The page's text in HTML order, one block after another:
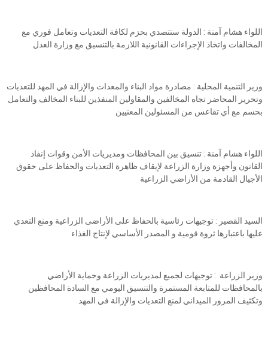
اللواء هشام آمنة : الدولة ستتصدي بحزم لكافة التعديات وتعامل فوري مع
المخالفات واتخاذ الإجراءات القانونية اللازمة بالتنسيق مع وزارة العدل
وزير التنمية المحلية : مصادرة مواد البناء والمعدات والإزالة في المهد للتعديات
وتحرير المحاضر تجاه المخالفين والمقاولين المنفذين للبناء المخالف والتعامل
بحسم مع أي تقاعس من المسئولين المعنيين
اللواء هشام آمنة : تنسيق بين المحافظات ومديريات الأمن وقوات إنفاذ
القانون وأجهزة وزارة الزراعة لإيقاف ظاهرة التعديات والحفاظ على حقوق
الأجيال القادمة من الأراضي الزراعية
السيد القصير : توجيهات رئاسية بالحفاظ على الأراضى الزراعية ومنع التعدي
عليها باعتبارها ثروة قومية و المصدر الأساسي لإنتاج الغذاء
وزير الزراعة : توجيهات لجميع لمديريات الزراعة وحماية الأراضي
بالمحافظات للمتابعة المستمرة والتنسيق اليومي مع السادة المحافظين
وتكثيف المرور الميداني لمنع التعديات والإزالة في المهد